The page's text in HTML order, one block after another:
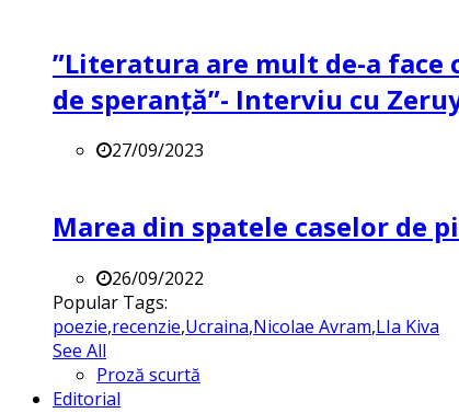
”Literatura are mult de-a
de speranță”- Interviu cu
27/09/2023
Marea din spatele caselor de
26/09/2022
Popular Tags:
poezie,recenzie,Ucraina,Nicolae Avram,LIa Kiva
See All
Proză scurtă
Editorial